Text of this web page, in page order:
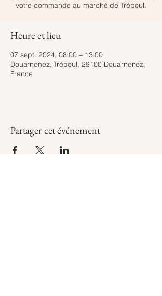
votre commande au marché de Tréboul.
Heure et lieu
07 sept. 2024, 08:00 – 13:00
Douarnenez, Tréboul, 29100 Douarnenez,
France
Partager cet événement